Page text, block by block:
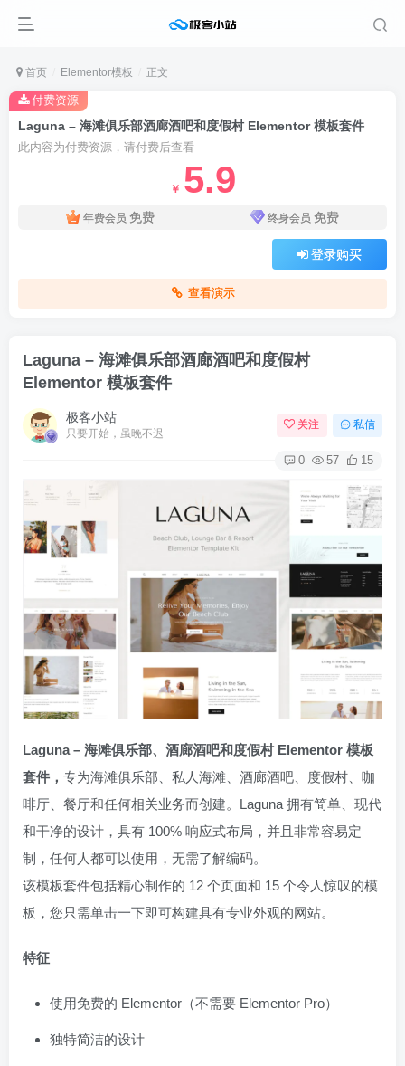
首页 Elementor模板 正文
Laguna – 海滩俱乐部酒廊酒吧和度假村 Elementor 模板套件
此内容为付费资源，请付费后查看
￥ 5.9
年费会员 免费 终身会员 免费
登录购买
查看演示
付费资源
Laguna – 海滩俱乐部酒廊酒吧和度假村
Elementor 模板套件
极客小站
只要开始，虽晚不迟
关注 私信
0 57 15
Laguna – 海滩俱乐部、酒廊酒吧和度假村 Elementor 模板
套件， 专为海滩俱乐部、私人海滩、酒廊酒吧、度假村、咖
啡厅、餐厅和任何相关业务而创建。Laguna 拥有简单、现代
和干净的设计，具有 100% 响应式布局，并且非常容易定
制，任何人都可以使用，无需了解编码。
该模板套件包括精心制作的 12 个页面和 15 个令人惊叹的模
板，您只需单击一下即可构建具有专业外观的网站。
特征
使用免费的 Elementor（不需要 Elementor Pro）
独特简洁的设计